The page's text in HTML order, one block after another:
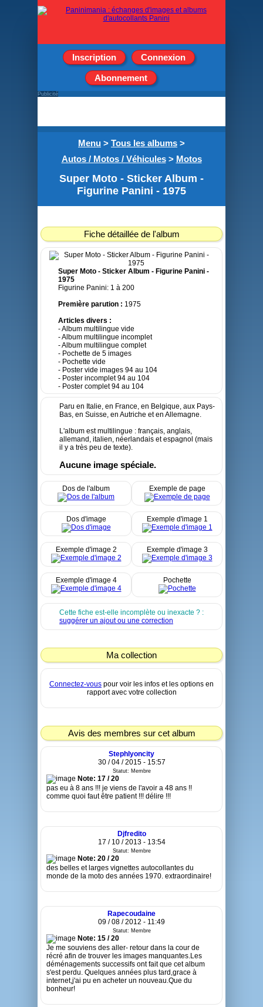
Inscription Connexion
Abonnement
Menu > Tous les albums >
Autos / Motos / Véhicules> Motos
Super Moto - Sticker Album -
Figurine Panini - 1975
Fiche détaillée de l'album
Super Moto - Sticker Album - Figurine Panini -
1975
Figurine Panini: 1 à 200
Première parution : 1975
Articles divers :
- Album multilingue vide
- Album multilingue incomplet
- Album multilingue complet
- Pochette de 5 images
- Pochette vide
- Poster vide images 94 au 104
- Poster incomplet 94 au 104
- Poster complet 94 au 104
Paru en Italie, en France, en Belgique, aux Pays-
Bas, en Suisse, en Autriche et en Allemagne.
L'album est multilingue : français, anglais,
allemand, italien, néerlandais et espagnol (mais
il y a très peu de texte).
Aucune image spéciale.
Dos de l'album Exemple de page
Dos d'image Exemple d'image 1
Exemple d'image 2 Exemple d'image 3
Exemple d'image 4 Pochette
Cette fiche est-elle incomplète ou inexacte ? :
suggérer un ajout ou une correction
Ma collection
Connectez-vous pour voir les infos et les options en
rapport avec votre collection
Avis des membres sur cet album
Stephlyoncity
30 / 04 / 2015 - 15:57
Statut: Membre
Note: 17 / 20
pas eu à 8 ans !!! je viens de l'avoir a 48 ans !!
comme quoi faut être patient !!! délire !!!
Djfredito
17 / 10 / 2013 - 13:54
Statut: Membre
Note: 20 / 20
des belles et larges vignettes autocollantes du
monde de la moto des années 1970. extraordinaire!
Rapecoudaine
09 / 08 / 2012 - 11:49
Statut: Membre
Note: 15 / 20
Je me souviens des aller- retour dans la cour de
récré afin de trouver les images manquantes.Les
déménagements successifs ont fait que cet album
s'est perdu. Quelques années plus tard,grace à
internet,j'ai pu en acheter un nouveau.Que du
bonheur!
Publicité